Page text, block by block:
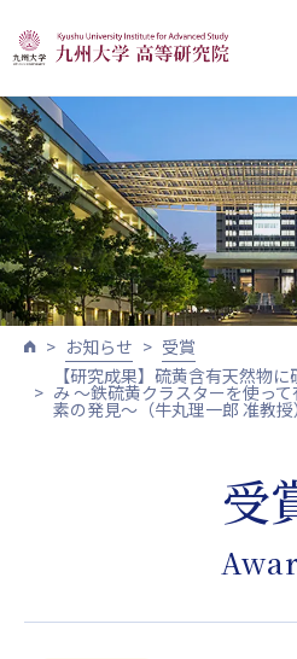
お知らせ
受賞
【研究成果】硫黄含有天然物
み 〜鉄硫黄クラスターを使っ
素の発見〜（牛丸理一郎 准教授）
受